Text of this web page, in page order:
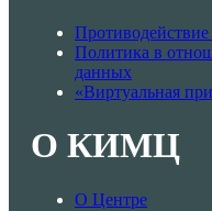
Политика в
данных
«Виртуальная
О КИМЦ
О Центре